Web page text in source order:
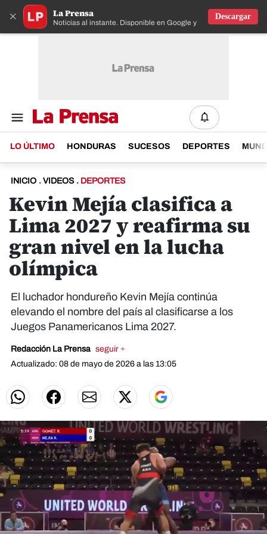
× La Prensa
Noticias al instante. Disponible en Google y IOS
Descargar
LO ÚLTIMO HONDURAS SUCESOS DEPORTES
INICIO . VIDEOS . DEPORTES
Kevin Mejía clasifica a
Lima 2027 y reafirma su
gran nivel en la lucha
olímpica
El luchador hondureño Kevin Mejía continúa
elevando el nombre del país al clasificarse a los
Juegos Panamericanos Lima 2027.
Redacción La Prensa seguir +
Actualizado: 08 de mayo de 2026 a las 13:05